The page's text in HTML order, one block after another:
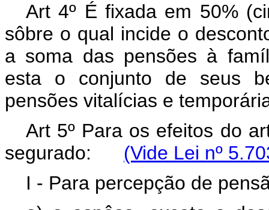
Art 4º É fixada em 50%
sôbre o qual incide o
a soma das pensões à
esta o conjunto de seus
pensões vitalícias e
Art 5º Para os efeitos do
segurado: (Vide Lei nº
I - Para percepção de